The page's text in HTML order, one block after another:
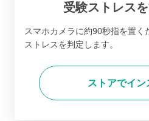
受験ストレス
スマホカメラに約90秒指を置く
ストレスを判定します。
ストアでイン